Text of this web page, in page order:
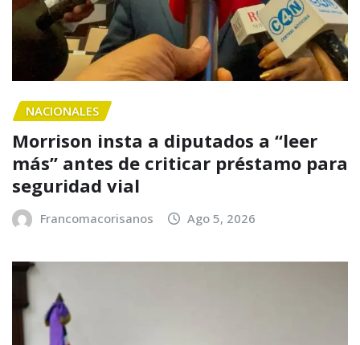
NACIONALES
Morrison insta a diputados a “leer
más” antes de criticar préstamo para
seguridad vial
Francomacorisanos Ago 5, 2026